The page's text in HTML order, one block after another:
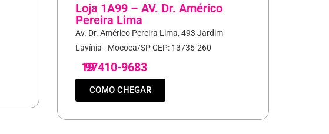
Loja 1A99 – AV. Dr. Américo
Pereira Lima
Av. Dr. Américo Pereira Lima, 493 Jardim
Lavínia - Mococa/SP CEP: 13736-260
19
97410-9683
COMO CHEGAR